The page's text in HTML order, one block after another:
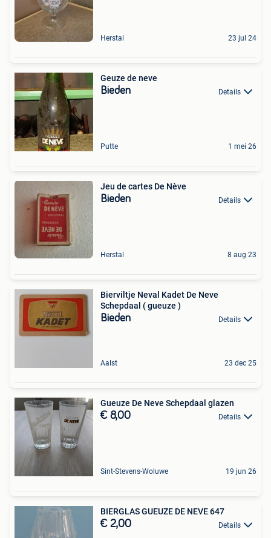
Herstal 23 jul 24
Geuze de neve
Bieden Details
Putte 1 mei 26
Jeu de cartes De Nève
Bieden Details
Herstal 8 aug 23
Bierviltje Neval Kadet De Neve
Schepdaal ( gueuze )
Bieden Details
Aalst 23 dec 25
Gueuze De Neve Schepdaal glazen
€ 8,00 Details
Sint-Stevens-Woluwe 19 jun 26
BIERGLAS GUEUZE DE NEVE 647
€ 2,00 Details